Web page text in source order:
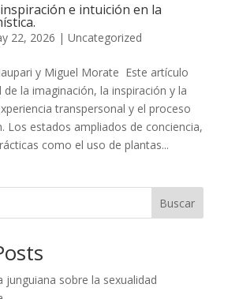
e intuición en la
22, 2026 | Uncategorized
y Miguel Morate Este artículo
de la imaginación, la inspiración y la
transpersonal y el proceso
Los estados ampliados de conciencia,
como el uso de plantas...
Buscar
junguiana sobre la sexualidad